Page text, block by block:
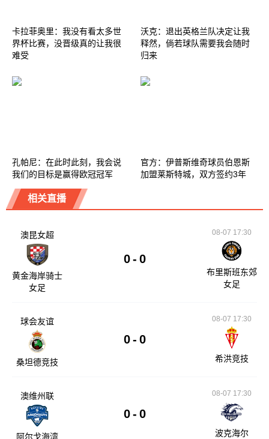
卡拉菲奥里：我没有看太多世
界杯比赛，没晋级真的让我很
难受
沃克：退出英格兰队决定让我
释然，倘若球队需要我会随时
归来
孔帕尼：在此时此刻，我会说
我们的目标是赢得欧冠冠军
官方：伊普斯维奇球员伯恩斯
加盟莱斯特城，双方签约3年
相关直播
澳昆女超
黄金海岸骑士
女足
0 - 0
08-07 17:30
布里斯班东郊
女足
球会友谊
桑坦德竞技
0 - 0
08-07 17:30
希洪竞技
澳维州联
阿尔戈海湾
0 - 0
08-07 17:30
波克海尔